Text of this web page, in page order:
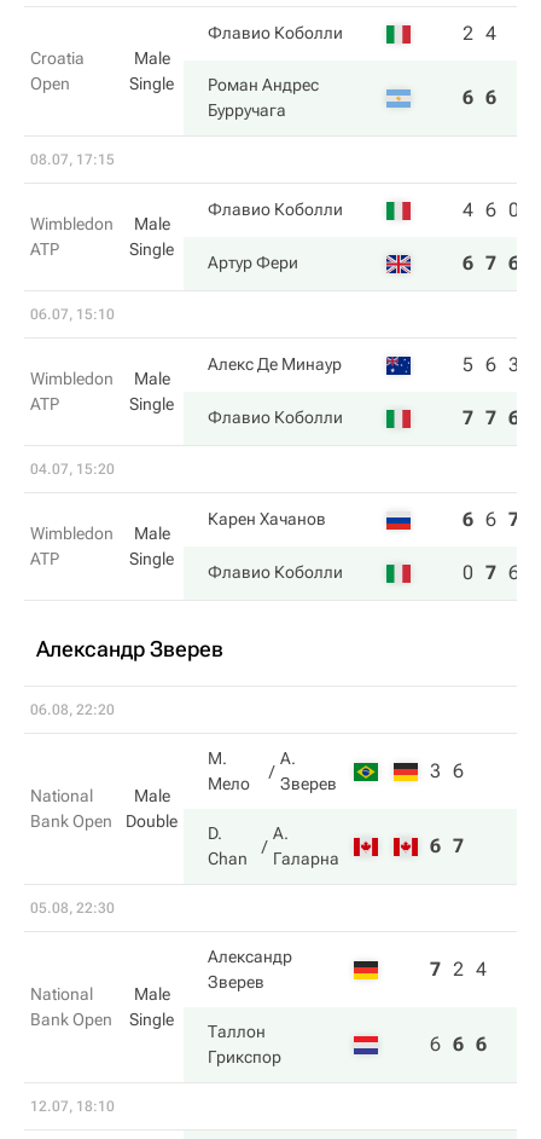
Croatia
Open
Male
Single
Флавио Коболли 2 4
Роман Андрес
Бурручага
6 6
08.07, 17:15
Wimbledon
ATP
Male
Single
Флавио Коболли 4 6 0
Артур Фери 6 7 6
06.07, 15:10
Wimbledon
ATP
Male
Single
Алекс Де Минаур 5 6 3
Флавио Коболли 7 7 6
04.07, 15:20
Wimbledon
ATP
Male
Single
Карен Хачанов 6 6 7
Флавио Коболли 0 7 6
Александр Зверев
06.08, 22:20
National
Bank Open
Male
Double
М.
Мело
А.
Зверев
3 6
D.
Chan
А.
Галарна
6 7
05.08, 22:30
National
Bank Open
Male
Single
Александр
Зверев
7 2 4
Таллон
Грикспор
6 6 6
12.07, 18:10